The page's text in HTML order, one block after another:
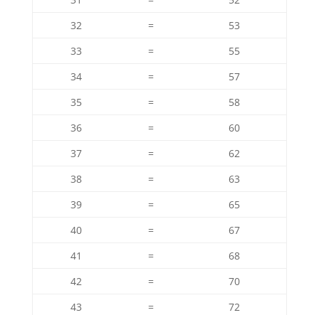
32
=
53
33
=
55
34
=
57
35
=
58
36
=
60
37
=
62
38
=
63
39
=
65
40
=
67
41
=
68
42
=
70
43
=
72